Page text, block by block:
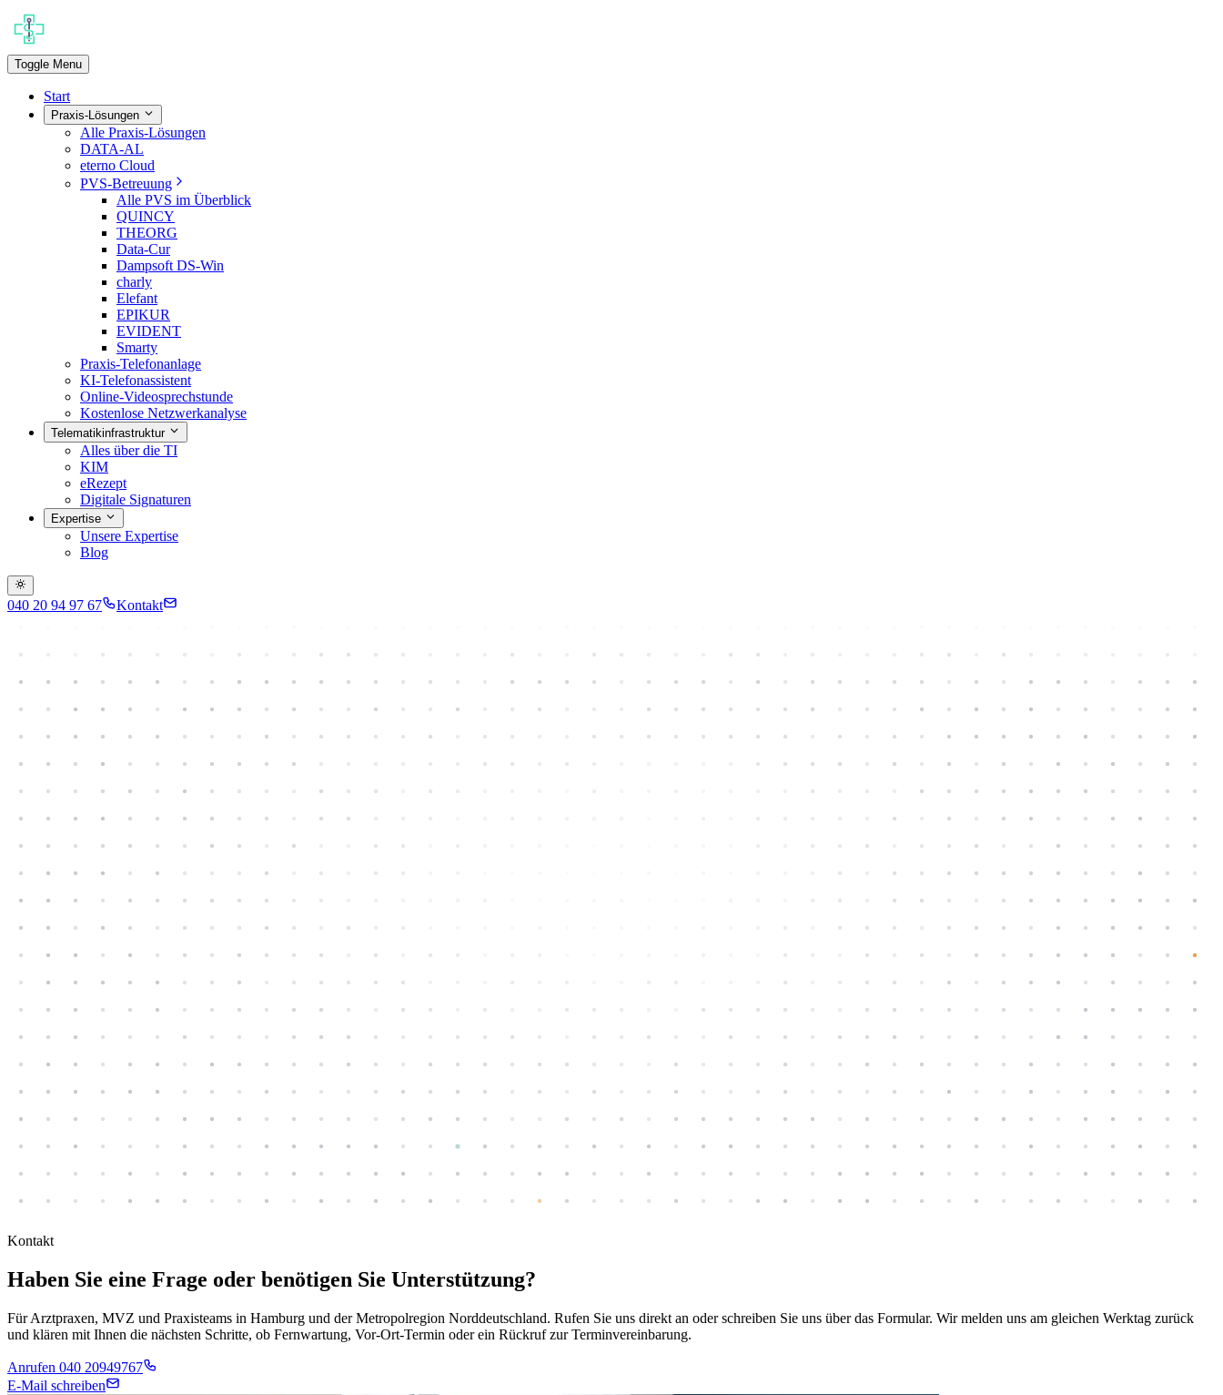
Toggle Menu
Start
Praxis-Lösungen
Alle Praxis-Lösungen
DATA-AL
eterno Cloud
PVS-Betreuung
Alle PVS im Überblick
QUINCY
THEORG
Data-Cur
Dampsoft DS-Win
charly
Elefant
EPIKUR
EVIDENT
Smarty
Praxis-Telefonanlage
KI-Telefonassistent
Online-Videosprechstunde
Kostenlose Netzwerkanalyse
Telematikinfrastruktur
Alles über die TI
KIM
eRezept
Digitale Signaturen
Expertise
Unsere Expertise
Blog
040 20 94 97 67 Kontakt
Kontakt
Haben Sie eine Frage oder benötigen Sie Unterstützung?
Für Arztpraxen, MVZ und Praxisteams in Hamburg und der Metropolregion Norddeutschland. Rufen Sie uns direkt an oder schreiben Sie uns über das Formular. Wir melden uns am gleichen Werktag zurück
und klären mit Ihnen die nächsten Schritte, ob Fernwartung, Vor-Ort-Termin oder ein Rückruf zur Terminvereinbarung.
Anrufen 040 20949767
E-Mail schreiben